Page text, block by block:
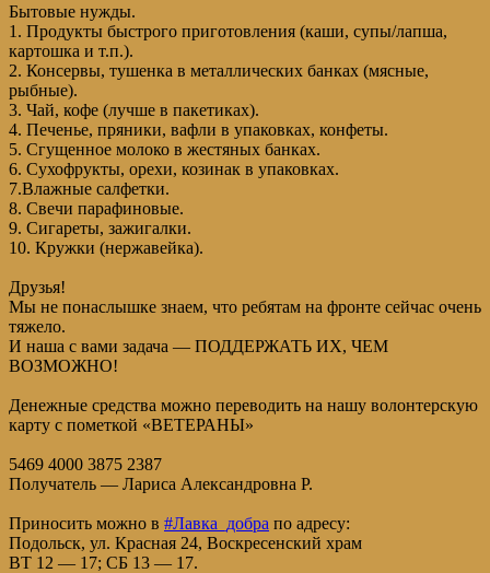
Бытовые нужды.
1. Продукты быстрого приготовления (каши, супы/лапша,
картошка и т.п.).
2. Консервы, тушенка в металлических банках (мясные,
рыбные).
3. Чай, кофе (лучше в пакетиках).
4. Печенье, пряники, вафли в упаковках, конфеты.
5. Сгущенное молоко в жестяных банках.
6. Сухофрукты, орехи, козинак в упаковках.
7.Влажные салфетки.
8. Свечи парафиновые.
9. Сигареты, зажигалки.
10. Кружки (нержавейка).
Друзья!
Мы не понаслышке знаем, что ребятам на фронте сейчас очень
тяжело.
И наша с вами задача — ПОДДЕРЖАТЬ ИХ, ЧЕМ
ВОЗМОЖНО!
Денежные средства можно переводить на нашу волонтерскую
карту с пометкой «ВЕТЕРАНЫ»
5469 4000 3875 2387
Получатель — Лариса Александровна Р.
Приносить можно в #Лавка_добра по адресу:
Подольск, ул. Красная 24, Воскресенский храм
ВТ 12 — 17; СБ 13 — 17.